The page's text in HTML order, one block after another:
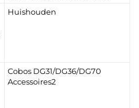
Huishouden
Cobos DG31/DG36/DG70
Accessoires2